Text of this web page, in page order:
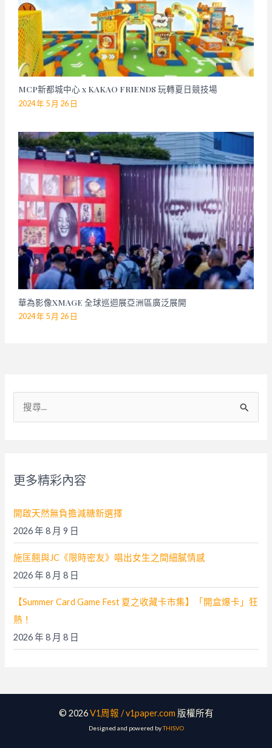
MCP新都城中心 x KAKAO FRIENDS 玩轉夏日競技場
2024 年 5 月 26 日
華為影像XMAGE 全球巡迴展亞洲區廣泛展開
2024 年 5 月 26 日
:
更多精彩內容
開啟天然無負擔減糖新選擇
2026 年 8 月 9 日
施匡翹與JC《限時密友》唱出女生之間細膩情感
2026 年 8 月 8 日
【Summer Card Game Fest 夏之收藏卡市集】「開盒爆卡」狂
熱！
2026 年 8 月 8 日
© 2026V1周報 / v1paper.com 版權所有
Designed and powered byTHISVO